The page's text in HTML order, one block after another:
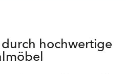
hochwertige